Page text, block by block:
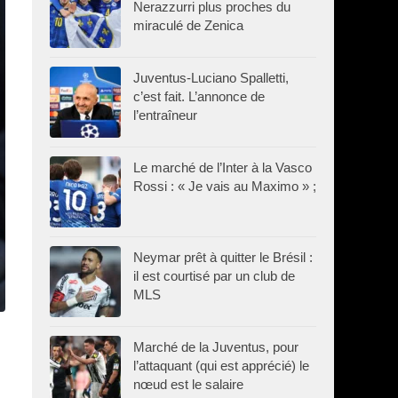
Nerazzurri plus proches du
miraculé de Zenica
Juventus-Luciano Spalletti,
c’est fait. L’annonce de
l’entraîneur
Le marché de l’Inter à la Vasco
Rossi : « Je vais au Maximo » ;
Neymar prêt à quitter le Brésil :
il est courtisé par un club de
MLS
Marché de la Juventus, pour
l’attaquant (qui est apprécié) le
nœud est le salaire